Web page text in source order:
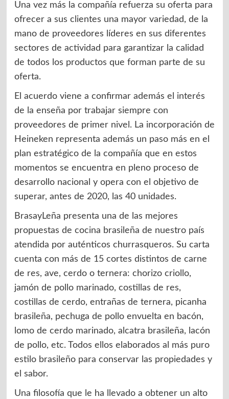
Una vez más la compañía refuerza su oferta para
ofrecer a sus clientes una mayor variedad, de la
mano de proveedores líderes en sus diferentes
sectores de actividad para garantizar la calidad
de todos los productos que forman parte de su
oferta.
El acuerdo viene a confirmar además el interés
de la enseña por trabajar siempre con
proveedores de primer nivel. La incorporación de
Heineken representa además un paso más en el
plan estratégico de la compañía que en estos
momentos se encuentra en pleno proceso de
desarrollo nacional y opera con el objetivo de
superar, antes de 2020, las 40 unidades.
BrasayLeña presenta una de las mejores
propuestas de cocina brasileña de nuestro país
atendida por auténticos churrasqueros. Su carta
cuenta con más de 15 cortes distintos de carne
de res, ave, cerdo o ternera: chorizo criollo,
jamón de pollo marinado, costillas de res,
costillas de cerdo, entrañas de ternera, picanha
brasileña, pechuga de pollo envuelta en bacón,
lomo de cerdo marinado, alcatra brasileña, lacón
de pollo, etc. Todos ellos elaborados al más puro
estilo brasileño para conservar las propiedades y
el sabor.
Una filosofía que le ha llevado a obtener un alto